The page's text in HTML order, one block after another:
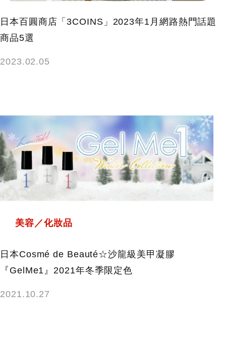
日本百圓商店「3COINS」2023年1月網路熱門話題
商品5選
2023.02.05
美容／化妝品
日本Cosmé de Beauté☆沙龍級美甲凝膠
『GelMe1』2021年冬季限定色
2021.10.27